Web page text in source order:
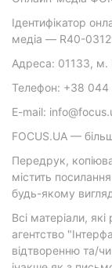
Ідентифікатор
медіа — R40-
Адреса: 01133, м.
Телефон: +38 044
E-mail:
FOCUS.UA —
Передрук,
містить
будь-якому
Всі матеріали,
агентство
відтворенню та/